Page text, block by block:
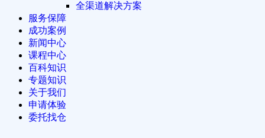
全渠道解决方案
服务保障
成功案例
新闻中心
课程中心
百科知识
专题知识
关于我们
申请体验
委托找仓